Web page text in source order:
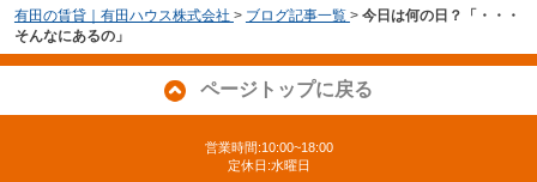
有田の賃貸｜有田ハウス株式会社 > ブログ記事一覧 > 今日は何の日？「・・・
そんなにあるの」
ページトップに戻る
営業時間:10:00~18:00
定休日:水曜日